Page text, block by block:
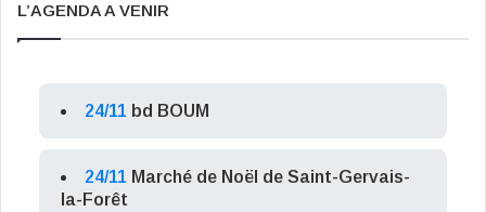
L’AGENDA A VENIR
24/11 bd BOUM
24/11 Marché de Noël de Saint-Gervais-
la-Forêt